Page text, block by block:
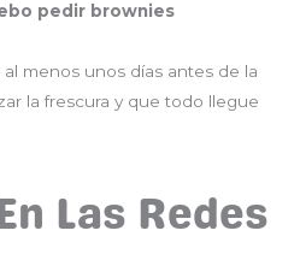
pedir brownies
menos unos días antes de la
la frescura y que todo llegue
Las Redes